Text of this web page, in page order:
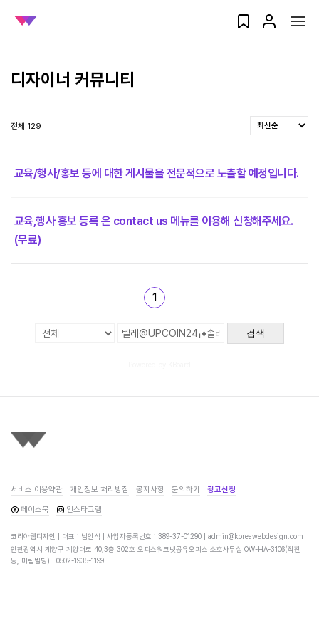
디자이너 커뮤니티
전체 129
교육/행사/홍보 등에 대한 게시물을 전문적으로 노출할 예정입니다.
교육,행사 홍보 등록 은 contact us 메뉴를 이용해 신청해주세요.
(무료)
1
검색
서비스 이용약관 개인정보 처리방침 공지사항 문의하기 광고신청
페이스북 인스타그램
코리아웹디자인 | 대표 : 남인식 | 사업자등록번호 : 389-37-01290 | admin@koreawebdesign.com
인천광역시 계양구 계양대로 40,3층 302호 오피스워크넷공유오피스 소호사무실 OW-HA-3106(작전
동, 미림빌딩) | 0502-1935-1199